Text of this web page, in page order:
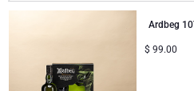
Veuve Clicquot Geschenke
Lanson Champagner
Neuhaus Schokoladen
Godiva Schokoladen
Le Parfum de Nathalie
Cartwright & Butler
Corné Port-Royal
Luxusgeschenke
ANLÄSSE
Populäre Geschenke
FIRMENGESCHENKE
Preis: niedrigster zuerst
Preis: höchster zuerst
Ardbeg
$ 99.00